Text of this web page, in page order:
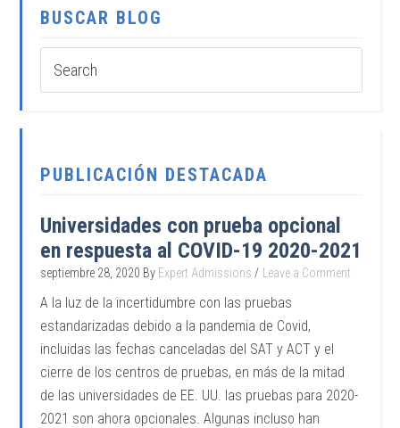
BUSCAR BLOG
PUBLICACIÓN DESTACADA
Universidades con prueba opcional
en respuesta al COVID-19 2020-2021
septiembre 28, 2020 By Expert Admissions Leave a Comment
A la luz de la incertidumbre con las pruebas
estandarizadas debido a la pandemia de Covid,
incluidas las fechas canceladas del SAT y ACT y el
cierre de los centros de pruebas, en más de la mitad
de las universidades de EE. UU. las pruebas para 2020-
2021 son ahora opcionales. Algunas incluso han